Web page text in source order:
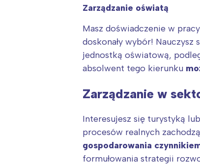
Zarządzanie oświatą
Masz doświadczenie w
doskonały wybór!
jednostką oświatową,
absolwent tego kierunku
Zarządzanie w
Interesujesz się turystyką
procesów realnych
gospodarowania
formułowania strategii